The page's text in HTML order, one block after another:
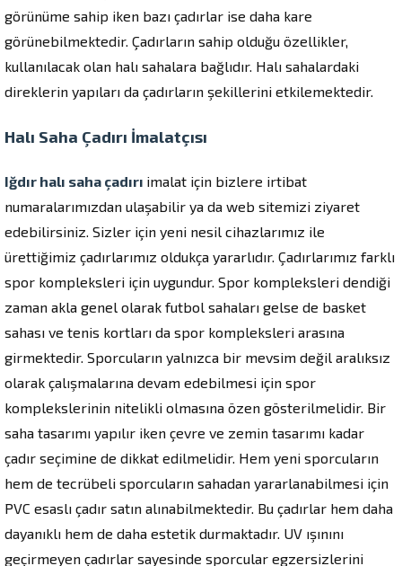
görünüme sahip iken bazı çadırlar ise daha kare
görünebilmektedir. Çadırların sahip olduğu özellikler,
kullanılacak olan halı sahalara bağlıdır. Halı sahalardaki
direklerin yapıları da çadırların şekillerini etkilemektedir.
Halı Saha Çadırı İmalatçısı
Iğdır halı saha çadırı imalat için bizlere irtibat
numaralarımızdan ulaşabilir ya da web sitemizi ziyaret
edebilirsiniz. Sizler için yeni nesil cihazlarımız ile
ürettiğimiz çadırlarımız oldukça yararlıdır. Çadırlarımız farklı
spor kompleksleri için uygundur. Spor kompleksleri dendiği
zaman akla genel olarak futbol sahaları gelse de basket
sahası ve tenis kortları da spor kompleksleri arasına
girmektedir. Sporcuların yalnızca bir mevsim değil aralıksız
olarak çalışmalarına devam edebilmesi için spor
komplekslerinin nitelikli olmasına özen gösterilmelidir. Bir
saha tasarımı yapılır iken çevre ve zemin tasarımı kadar
çadır seçimine de dikkat edilmelidir. Hem yeni sporcuların
hem de tecrübeli sporcuların sahadan yararlanabilmesi için
PVC esaslı çadır satın alınabilmektedir. Bu çadırlar hem daha
dayanıklı hem de daha estetik durmaktadır. UV ışınını
geçirmeyen çadırlar sayesinde sporcular egzersizlerini